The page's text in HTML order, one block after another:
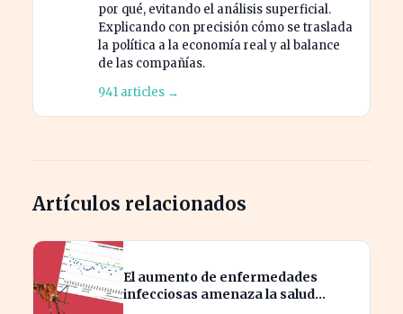
por qué, evitando el análisis superficial.
Explicando con precisión cómo se traslada
la política a la economía real y al balance
de las compañías.
941 articles →
Artículos relacionados
El aumento de enfermedades
infecciosas amenaza la salud